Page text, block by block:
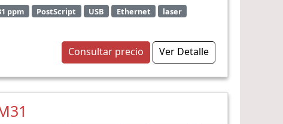
ppm PostScript USB Ethernet laser
Consultar precio Ver Detalle